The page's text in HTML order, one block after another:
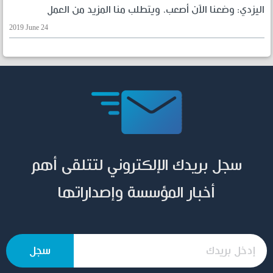
اليزدي: وضعنا الآن أصعب، ويتطلب منا المزيد من العمل
2019 June 24
سجل بريدك الإلكتروني لتتلقى أهم
أخبار المؤسسة وإصداراتها